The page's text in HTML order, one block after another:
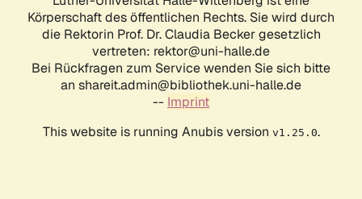
Körperschaft des öffentlichen Rechts. Sie wird durch
die Rektorin Prof. Dr. Claudia Becker gesetzlich
vertreten: rektor@uni-halle.de
Bei Rückfragen zum Service wenden Sie sich bitte
an shareit.admin@bibliothek.uni-halle.de
-- Imprint
This website is running Anubis version v1.25.0.